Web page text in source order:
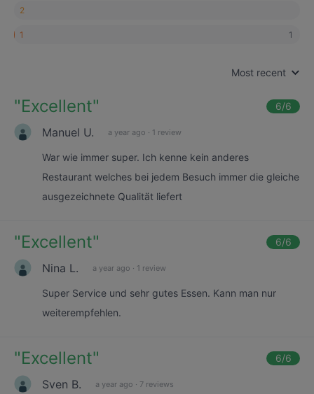
2
1 1
Most recent
"Excellent" 6/6
Manuel U. a year ago · 1 review
War wie immer super. Ich kenne kein anderes
Restaurant welches bei jedem Besuch immer die gleiche
ausgezeichnete Qualität liefert
"Excellent" 6/6
Nina L. a year ago · 1 review
Super Service und sehr gutes Essen. Kann man nur
weiterempfehlen.
"Excellent" 6/6
Sven B. a year ago · 7 reviews